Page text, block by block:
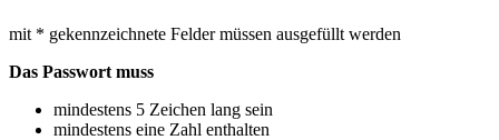
mit * gekennzeichnete Felder müssen ausgefüllt werden
Das Passwort muss
mindestens 5 Zeichen lang sein
mindestens eine Zahl enthalten